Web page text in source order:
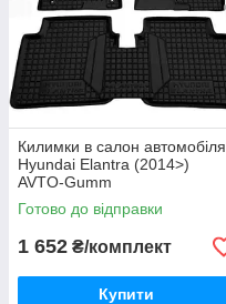
Килимки в салон автомобіля
Hyundai Elantra (2014>)
AVTO-Gumm
Готово до відправки
1 652 ₴/комплект
Купити